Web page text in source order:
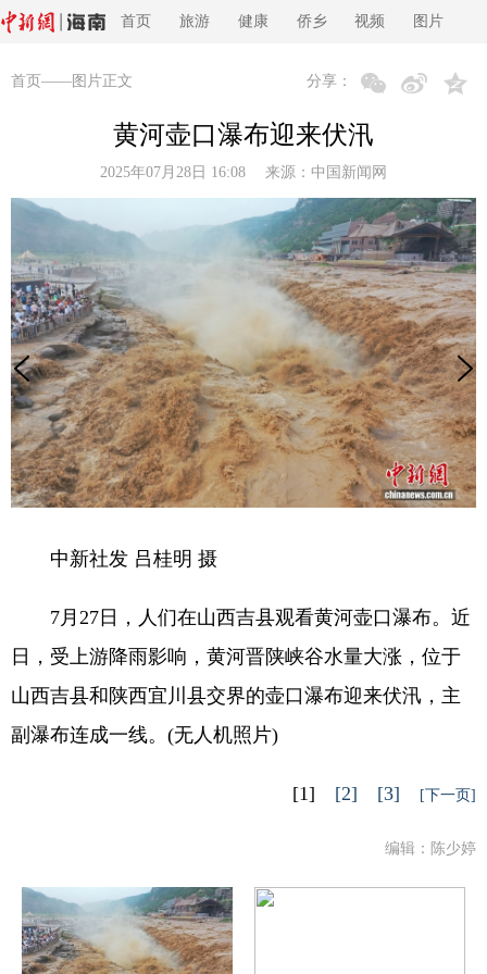
首页 旅游 健康 侨乡 视频 图片
首页 ——图片正文 分享：
黄河壶口瀑布迎来伏汛
2025年07月28日 16:08 来源： 中国新闻网
中新社发 吕桂明 摄
7月27日，人们在山西吉县观看黄河壶口瀑布。近
日，受上游降雨影响，黄河晋陕峡谷水量大涨，位于
山西吉县和陕西宜川县交界的壶口瀑布迎来伏汛，主
副瀑布连成一线。(无人机照片)
[1] [2] [3] [下一页]
编辑：陈少婷